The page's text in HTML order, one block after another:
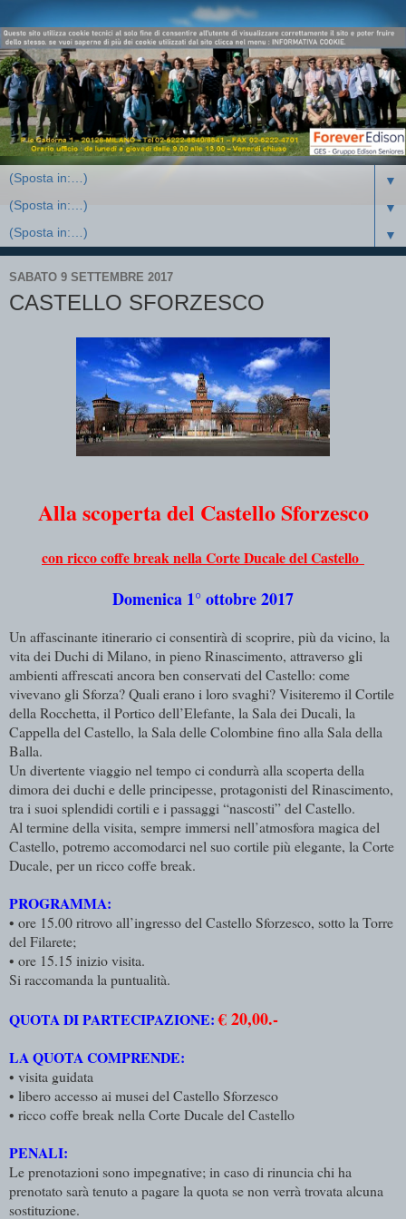
▼
▼
▼
SABATO 9 SETTEMBRE 2017
CASTELLO SFORZESCO
Alla scoperta del Castello Sforzesco
con ricco coffe break nella Corte Ducale del Castello
Domenica 1° ottobre 2017
Un affascinante itinerario ci consentirà di scoprire, più da vicino, la
vita dei Duchi di Milano, in pieno Rinascimento, attraverso gli
ambienti affrescati ancora ben conservati del Castello: come
vivevano gli Sforza? Quali erano i loro svaghi?Visiteremo il Cortile
della Rocchetta, il Portico dell’Elefante, la Sala dei Ducali, la
Cappella del Castello, la Sala delle Colombine fino alla Sala della
Balla.
Un divertente viaggio nel tempo ci condurrà alla scoperta della
dimora dei duchi e delle principesse, protagonisti del Rinascimento,
tra i suoi splendidi cortili e i passaggi “nascosti” del Castello.
Al termine della visita, sempre immersi nell’atmosfora magica del
Castello, potremo accomodarci nel suo cortile più elegante, la Corte
Ducale, per un ricco coffe break.
PROGRAMMA:
• ore 15.00 ritrovo all’ingresso del Castello Sforzesco, sotto la Torre
del Filarete;
• ore 15.15 inizio visita.
Si raccomanda la puntualità.
QUOTA DI PARTECIPAZIONE: € 20,00.-
LA QUOTA COMPRENDE:
• visita guidata
• libero accesso ai musei del Castello Sforzesco
• ricco coffe break nella Corte Ducale del Castello
PENALI:
Le prenotazioni sono impegnative; in caso di rinuncia chi ha
prenotato sarà tenuto a pagare la quota se non verrà trovata alcuna
sostituzione.